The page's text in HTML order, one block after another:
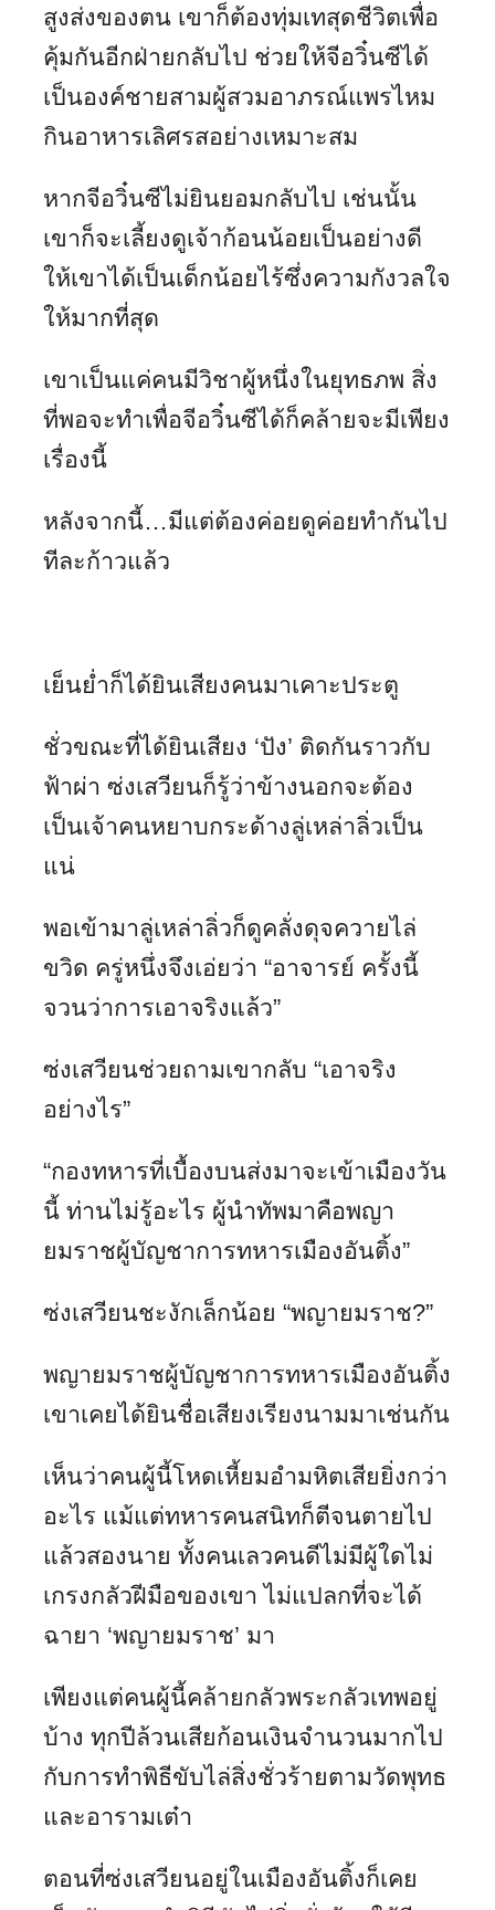
สูงส่งของตน เขาก็ต้องทุ่มเทสุดชีวิตเพื่อ
คุ้มกันอีกฝ่ายกลับไป ช่วยให้จีอวิ๋นซีได้
เป็นองค์ชายสามผู้สวมอาภรณ์แพรไหม
กินอาหารเลิศรสอย่างเหมาะสม
หากจีอวิ๋นซีไม่ยินยอมกลับไป เช่นนั้น
เขาก็จะเลี้ยงดูเจ้าก้อนน้อยเป็นอย่างดี
ให้เขาได้เป็นเด็กน้อยไร้ซึ่งความกังวลใจ
ให้มากที่สุด
เขาเป็นแค่คนมีวิชาผู้หนึ่งในยุทธภพ สิ่ง
ที่พอจะทำเพื่อจีอวิ๋นซีได้ก็คล้ายจะมีเพียง
เรื่องนี้
หลังจากนี้…มีแต่ต้องค่อยดูค่อยทำกันไป
ทีละก้าวแล้ว
เย็นย่ำก็ได้ยินเสียงคนมาเคาะประตู
ชั่วขณะที่ได้ยินเสียง ‘ปัง’ ติดกันราวกับ
ฟ้าผ่า ซ่งเสวียนก็รู้ว่าข้างนอกจะต้อง
เป็นเจ้าคนหยาบกระด้างลู่เหล่าลิ่วเป็น
แน่
พอเข้ามาลู่เหล่าลิ่วก็ดูคลั่งดุจควายไล่
ขวิด ครู่หนึ่งจึงเอ่ยว่า “อาจารย์ ครั้งนี้
จวนว่าการเอาจริงแล้ว”
ซ่งเสวียนช่วยถามเขากลับ “เอาจริง
อย่างไร”
“กองทหารที่เบื้องบนส่งมาจะเข้าเมืองวัน
นี้ ท่านไม่รู้อะไร ผู้นำทัพมาคือพญา
ยมราชผู้บัญชาการทหารเมืองอันติ้ง”
ซ่งเสวียนชะงักเล็กน้อย “พญายมราช?”
พญายมราชผู้บัญชาการทหารเมืองอันติ้ง
เขาเคยได้ยินชื่อเสียงเรียงนามมาเช่นกัน
เห็นว่าคนผู้นี้โหดเหี้ยมอำมหิตเสียยิ่งกว่า
อะไร แม้แต่ทหารคนสนิทก็ตีจนตายไป
แล้วสองนาย ทั้งคนเลวคนดีไม่มีผู้ใดไม่
เกรงกลัวฝีมือของเขา ไม่แปลกที่จะได้
ฉายา ‘พญายมราช’ มา
เพียงแต่คนผู้นี้คล้ายกลัวพระกลัวเทพอยู่
บ้าง ทุกปีล้วนเสียก้อนเงินจำนวนมากไป
กับการทำพิธีขับไล่สิ่งชั่วร้ายตามวัดพุทธ
และอารามเต๋า
ตอนที่ซ่งเสวียนอยู่ในเมืองอันติ้งก็เคย